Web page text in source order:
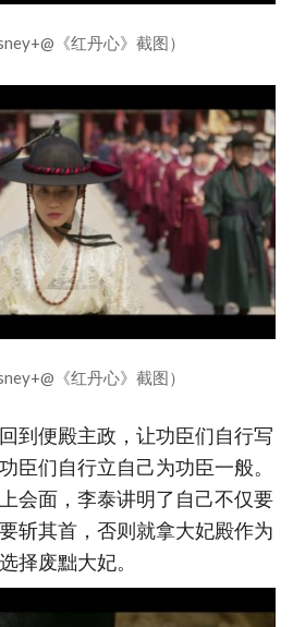
《红丹心》截图）
《红丹心》截图）
到便殿主政，让功臣们自行写
臣们自行立自己为功臣一般。
会面，李泰讲明了自己不仅要
斩其首，否则就拿大妃殿作为
择废黜大妃。